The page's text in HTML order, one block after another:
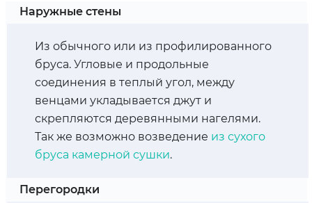
Наружные стены
Из обычного или из профилированного
бруса. Угловые и продольные
соединения в теплый угол, между
венцами укладывается джут и
скрепляются деревянными нагелями.
Так же возможно возведение из сухого
бруса камерной сушки.
Перегородки